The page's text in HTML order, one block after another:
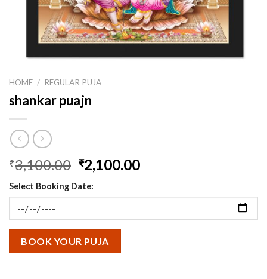
HOME / REGULAR PUJA
shankar puajn
₹3,100.00 Original
price
was:
₹2,100.00Current
is:
Select Booking Date:
BOOK YOUR PUJA